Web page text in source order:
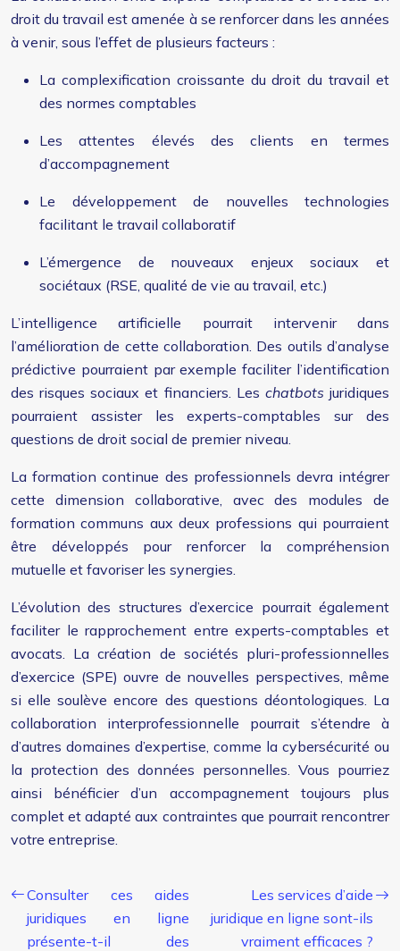
droit du travail est amenée à se renforcer dans les années
à venir, sous l’effet de plusieurs facteurs :
La complexification croissante du droit du travail et
des normes comptables
Les attentes élevés des clients en termes
d’accompagnement
Le développement de nouvelles technologies
facilitant le travail collaboratif
L’émergence de nouveaux enjeux sociaux et
sociétaux (RSE, qualité de vie au travail, etc.)
L’intelligence artificielle pourrait intervenir dans
l’amélioration de cette collaboration. Des outils d’analyse
prédictive pourraient par exemple faciliter l’identification
des risques sociaux et financiers. Les chatbots juridiques
pourraient assister les experts-comptables sur des
questions de droit social de premier niveau.
La formation continue des professionnels devra intégrer
cette dimension collaborative, avec des modules de
formation communs aux deux professions qui pourraient
être développés pour renforcer la compréhension
mutuelle et favoriser les synergies.
L’évolution des structures d’exercice pourrait également
faciliter le rapprochement entre experts-comptables et
avocats. La création de sociétés pluri-professionnelles
d’exercice (SPE) ouvre de nouvelles perspectives, même
si elle soulève encore des questions déontologiques. La
collaboration interprofessionnelle pourrait s’étendre à
d’autres domaines d’expertise, comme la cybersécurité ou
la protection des données personnelles. Vous pourriez
ainsi bénéficier d’un accompagnement toujours plus
complet et adapté aux contraintes que pourrait rencontrer
votre entreprise.
Consulter ces aides
juridiques en ligne
présente-t-il des
Les services d’aide
juridique en ligne sont-ils
vraiment efficaces ?